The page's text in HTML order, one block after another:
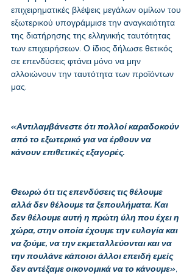
επιχειρηματικές βλέψεις μεγάλων ομίλων του
εξωτερικού υπογράμμισε την αναγκαιότητα
της διατήρησης της ελληνικής ταυτότητας
των επιχειρήσεων. Ο ίδιος δήλωσε θετικός
σε επενδύσεις φτάνει μόνο να μην
αλλοιώνουν την ταυτότητα των προϊόντων
μας.
«Αντιλαμβάνεστε ότι πολλοί καραδοκούν
από το εξωτερικό για να έρθουν να
κάνουν επιθετικές εξαγορές.
Θεωρώ ότι τις επενδύσεις τις θέλουμε
αλλά δεν θέλουμε τα ξεπουλήματα. Και
δεν θέλουμε αυτή η πρώτη ύλη που έχει η
χώρα, στην οποία έχουμε την ευλογία και
να ζούμε, να την εκμεταλλεύονται και να
την πουλάνε κάποιοι άλλοι επειδή εμείς
δεν αντέξαμε οικονομικά να το κάνουμε»,